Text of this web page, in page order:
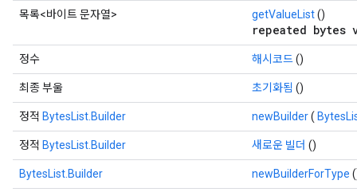
목록<바이트 문자열> getValueList()
repeated bytes
정수 해시코드()
최종 부울 초기화됨 ()
정적 BytesList.Builder newBuilder(
정적 BytesList.Builder 새로운 빌더 ()
BytesList.Builder newBuilderForType